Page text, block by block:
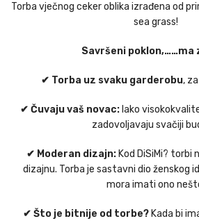
Torba vječnog ceker oblika izrađena od
sea grass!
Savršeni poklon,……ma
✔ Torba uz svaku garderobu,
✔ Čuvaju vaš novac: Iako
zadovoljavaju svačiji
✔ Moderan dizajn: Kod DiSiMi? torbi
dizajnu. Torba je sastavni dio ženskog
mora imati ono
✔ Što je bitnije od torbe? Kada bi